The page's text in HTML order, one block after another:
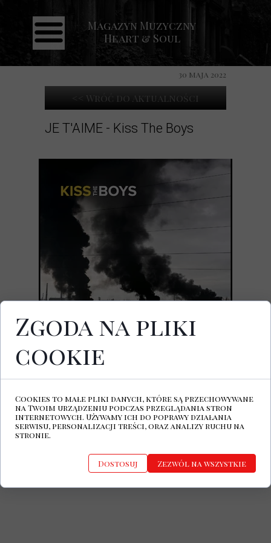
Strona główna
Aktualności
Koncerty
Galeria
Magazyn Muzyczny
Heart & Soul
JE T'AIME - Kiss The Boys
<< Wróć do Aktualności
30 maja 2022
26 maja ukazała się nowa EP-ka paryskiej
grupy JE T’AIME. Na płycie zatytułowanej
Kiss The Boyznalazły się trzy utwory, do
zaprosili trzech artystów - Diamonda
"2klo", Alexa Svensona z zespołu Then
Comes Silence oraz Mikkela z grupy The
Foreign Resorts. JE T’AIME wystąpią w
Polsce podczas tegorocznej edycji Castle
Party w Bolkowie.
Zgoda na pliki
cookie
Cookies to małe pliki danych, które są przechowywane
na Twoim urządzeniu podczas przeglądania stron
internetowych. Używamy ich do poprawy działania
serwisu, personalizacji treści, oraz analizy ruchu na
stronie.
Dostosuj Zezwól na wszystkie